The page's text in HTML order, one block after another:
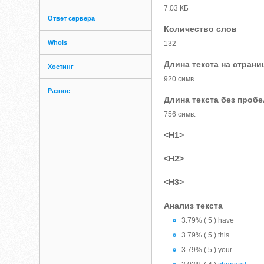
Ответ сервера
Whois
Хостинг
Разное
7.03 КБ
Количество слов
132
Длина текста на
920 симв.
Длина текста без
756 симв.
<H1>
<H2>
<H3>
Анализ текста
3.79% ( 5 ) have
3.79% ( 5 ) this
3.79% ( 5 ) your